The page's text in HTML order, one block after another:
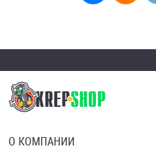
О КОМПАНИИ